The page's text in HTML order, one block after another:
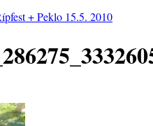
+ Peklo 15.5. 2010